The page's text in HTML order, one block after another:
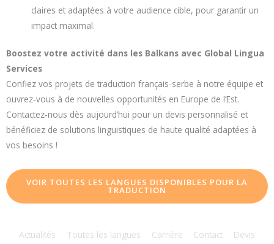
claires et adaptées à votre audience cible, pour garantir un
impact maximal.
Boostez votre activité dans les Balkans avec Global Lingua
Services
Confiez vos projets de traduction français-serbe à notre équipe et
ouvrez-vous à de nouvelles opportunités en Europe de l’Est.
Contactez-nous dès aujourd’hui pour un devis personnalisé et
bénéficiez de solutions linguistiques de haute qualité adaptées à
vos besoins !
VOIR TOUTES LES LANGUES DISPONIBLES POUR LA
TRADUCTION
Actualités Toutes les langues Carrière Contact Devis